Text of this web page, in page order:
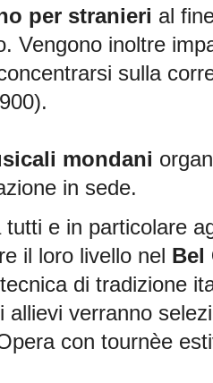
per stranieri al
Vengono inoltre
sulla
mondani
in sede.
tutti e in particolare
il loro livello nel Bel
di tradizione
allievi verranno
con tournèe